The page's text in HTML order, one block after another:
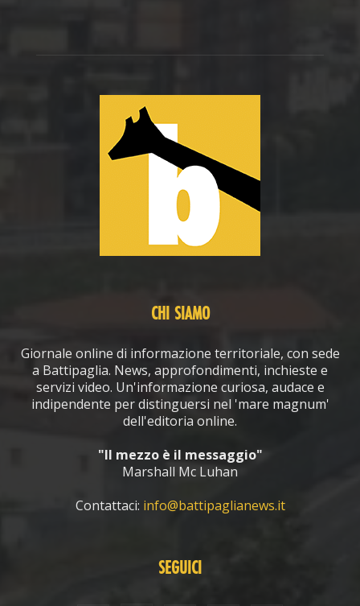
CHI SIAMO
Giornale online di informazione territoriale, con sede
a Battipaglia. News, approfondimenti, inchieste e
servizi video. Un'informazione curiosa, audace e
indipendente per distinguersi nel 'mare magnum'
dell'editoria online.
"Il mezzo è il messaggio"
Marshall Mc Luhan
Contattaci: info@battipaglianews.it
SEGUICI